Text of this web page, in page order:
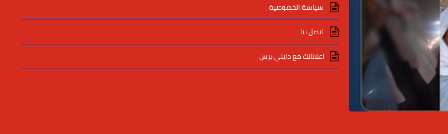
سياسة الخصوصية
اتصل بنا
اعلاناتك مع دايلي برس